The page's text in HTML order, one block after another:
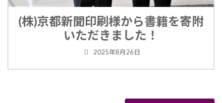
(株)京都新聞印刷様から書籍を寄附
いただきました！
2025年8月26日